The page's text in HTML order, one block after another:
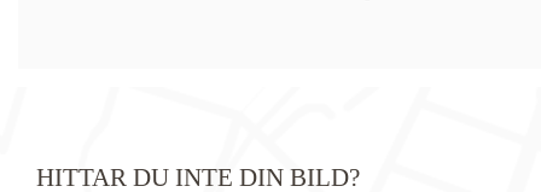
HITTAR DU INTE DIN BILD?